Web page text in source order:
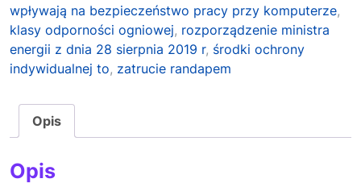
wpływają na bezpieczeństwo pracy przy komputerze,
klasy odporności ogniowej, rozporządzenie ministra
energii z dnia 28 sierpnia 2019 r, środki ochrony
indywidualnej to, zatrucie randapem
Opis
Opis